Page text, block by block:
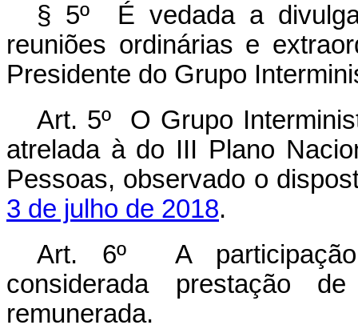
§ 5º É vedada a
reuniões ordinárias e
Presidente do Grupo
Art. 5º O Grupo
atrelada à do III Plano
Pessoas, observado o
3 de julho de 2018.
Art. 6º A participação
considerada prestação
remunerada.